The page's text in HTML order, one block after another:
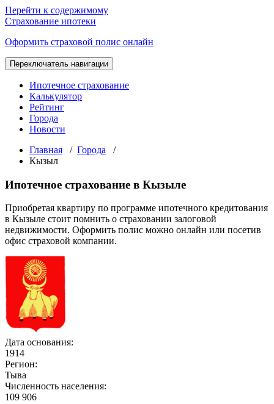
Перейти к содержимому
Страхование ипотеки
Оформить страховой полис онлайн
Переключатель навигации
Ипотечное страхование
Калькулятор
Рейтинг
Города
Новости
Главная / Города /
Кызыл
Ипотечное страхование в Кызыле
Приобретая квартиру по программе ипотечного кредитования
в Кызыле стоит помнить о страховании залоговой
недвижимости. Оформить полис можно онлайн или посетив
офис страховой компании.
Дата основания:
1914
Регион:
Тыва
Численность населения:
109 906